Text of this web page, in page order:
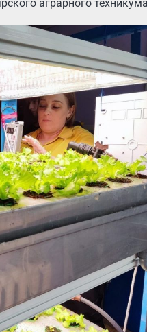
аграрного